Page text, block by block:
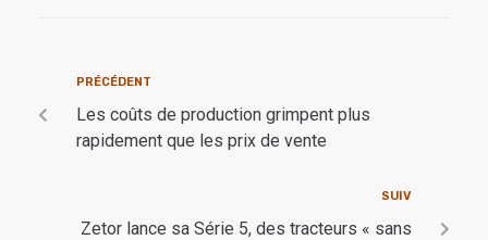
PRÉCÉDENT
Les coûts de production grimpent plus
rapidement que les prix de vente
SUIV
Zetor lance sa Série 5, des tracteurs « sans